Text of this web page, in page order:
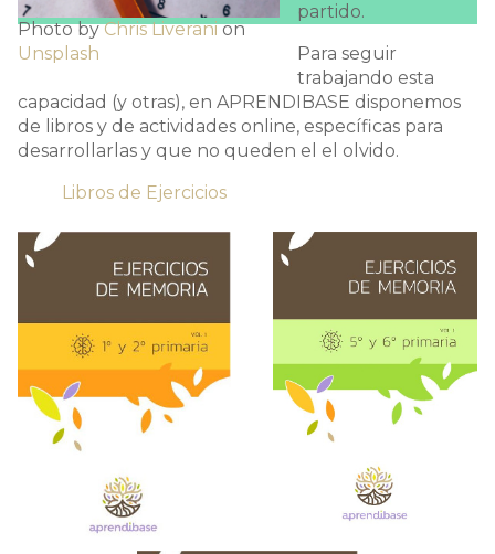
Photo byChris Liveranion
Unsplash
partido.
Para seguir
trabajando esta
capacidad (y otras), en APRENDIBASE disponemos
de libros y de actividades online, específicas para
desarrollarlas y que no queden el el olvido.
Libros de Ejercicios